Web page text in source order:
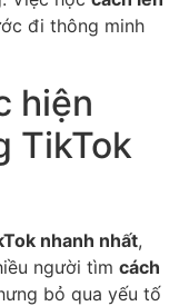
đi thông minh
hiện
TikTok
nhanh nhất,
người tìm cách
bỏ qua yếu tố